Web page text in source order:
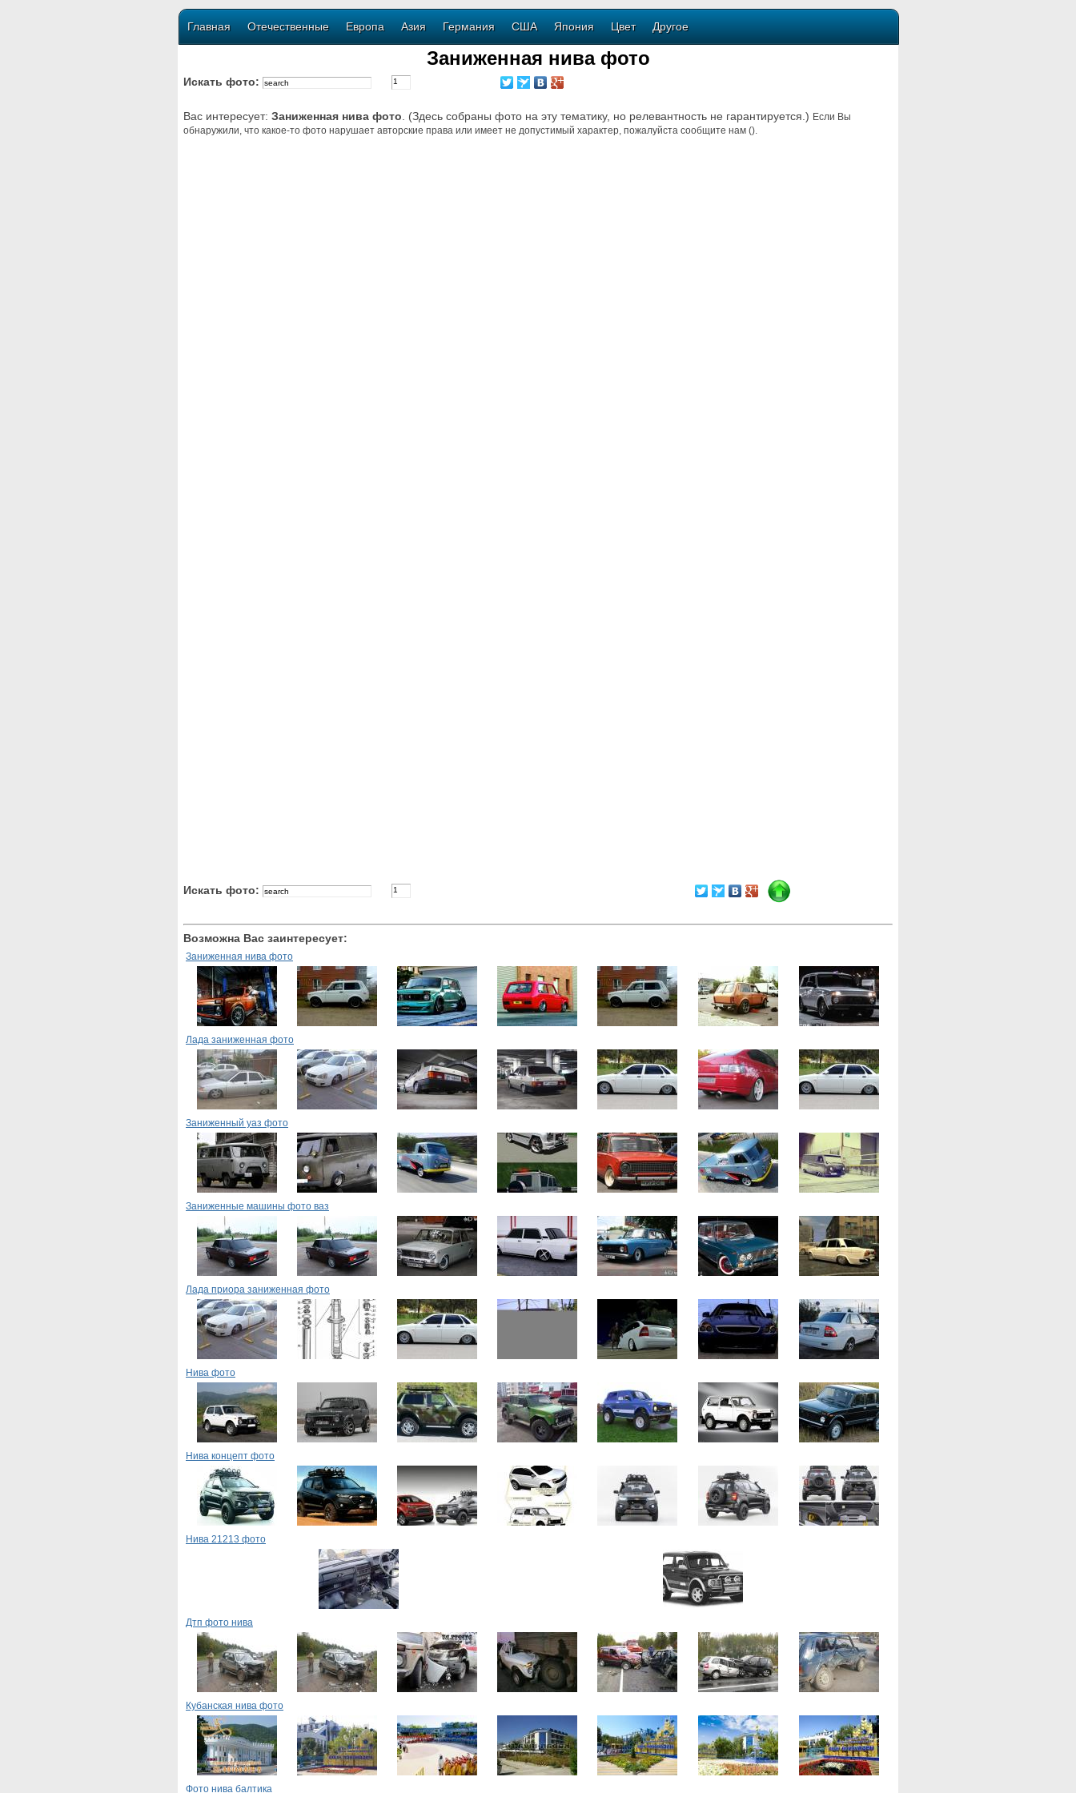
Главная Отечественные Европа Азия Германия США Япония Цвет Другое
Заниженная нива фото
Искать фото:
Вас интересует: Заниженная нива фото . (Здесь собраны фото на эту тематику, но релевантность не гарантируется.) Если Вы
обнаружили, что какое-то фото нарушает авторские права или имеет не допустимый характер, пожалуйста сообщите нам ().
Искать фото:
Возможна Вас заинтересует:
Заниженная нива фото
Лада заниженная фото
Заниженный уаз фото
Заниженные машины фото ваз
Лада приора заниженная фото
Нива фото
Нива концепт фото
Нива 21213 фото
Дтп фото нива
Кубанская нива фото
Фото нива балтика